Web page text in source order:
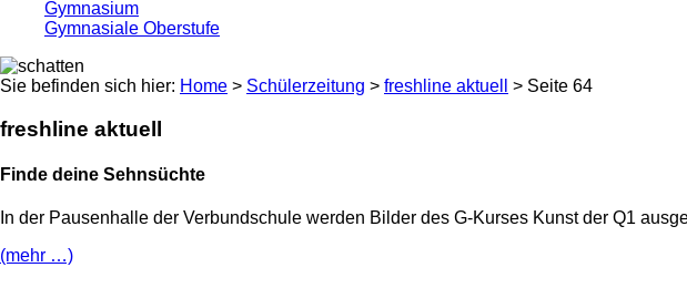
Gymnasium
Gymnasiale Oberstufe
Sie befinden sich hier: Home > Schülerzeitung > freshline aktuell > Seite 64
freshline aktuell
Finde deine Sehnsüchte
In der Pausenhalle der Verbundschule werden Bilder des G-Kurses Kunst der Q1
(mehr …)